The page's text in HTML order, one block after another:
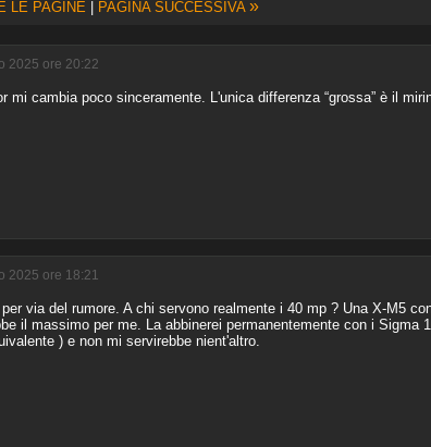
LE PAGINE | PAGINA SUCCESSIVA »
2025 ore 20:22
mi cambia poco sinceramente. L'unica differenza “grossa” è il
2025 ore 18:21
via del rumore. A chi servono realmente i 40 mp ? Una X-M5
il massimo per me. La abbinerei permanentemente con i
) e non mi servirebbe nient'altro.